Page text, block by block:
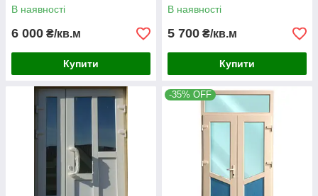
В наявності
6 000 ₴/кв.м
Купити
В наявності
5 700 ₴/кв.м
Купити
-35% OFF